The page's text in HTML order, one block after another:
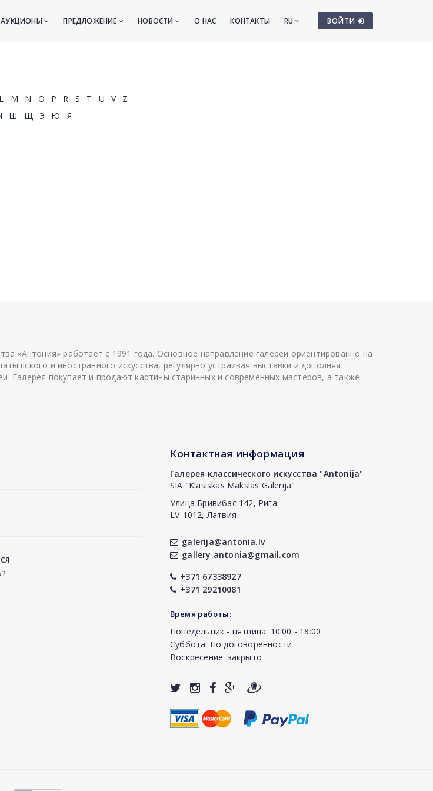
ВОЙТИ
АУКЦИОНЫ ПРЕДЛОЖЕНИЕ НОВОСТИ О НАС КОНТАКТЫ RU
L M N O P R S T U V
Z
Ш Щ Э Ю Я
«Антония» работает с 1991 года. Основное направление галереи ориентированно на
и иностранного искусства, регулярно устраивая выставки и дополняя
Галерея покупает и продают картины старинных и современных мастеров, а также
Контактная информация
Галерея классического искусства "Antonija"
SIA "Klasiskās Mākslas Galerija"
Улица Бривибас 142, Рига
LV-1012, Латвия
galerija@antonia.lv
gallery.antonia@gmail.com
+371 67338927
+371 29210081
Время работы:
Понедельник - пятница: 10:00 - 18:00
Суббота: По договоренности
Воскресение: закрыто